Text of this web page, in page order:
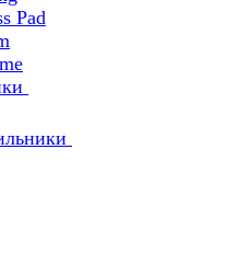
Pad